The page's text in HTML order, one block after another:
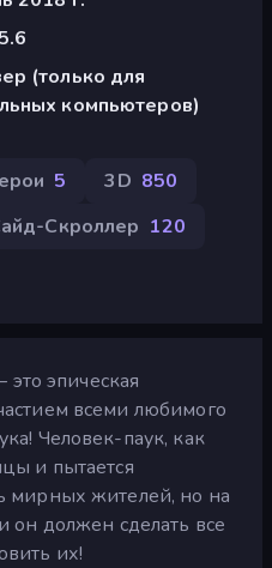
(только для
компьютеров)
5 3D 850
Скроллер 120
эпическая
всеми любимого
Человек-паук, как
и пытается
мирных жителей, но на
он должен сделать все
их!